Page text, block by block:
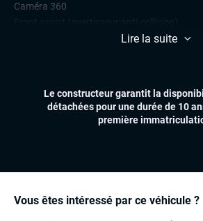
Vous êtes intéressé par ce véhicule ?
Caméra 360
Radars de stationnement avant et arrière
Accès et démarrage mains libres
Climatisation automatique multizones
PDLS+
Lire la suite
Le constructeur garantit la
détachées pour une durée de 10
première